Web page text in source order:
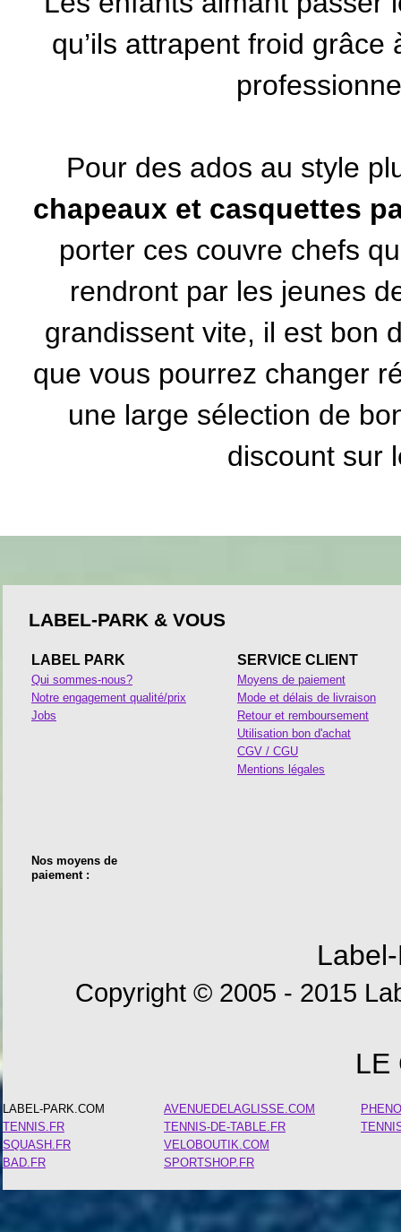
qu’ils attrapent froid
Pour des ados au style
chapeaux et casquettes
porter ces couvre chefs
rendront par les jeunes
grandissent vite, il est bon
que vous pourrez changer
une large sélection de
discountsur
LABEL-PARK & VOUS
LABEL PARK
Qui sommes-nous?
Notre engagement qualité/prix
Jobs
SERVICE CLIENT
Moyens de paiement
Mode et délais de livraison
Retour et remboursement
Utilisation bon d'achat
CGV / CGU
Mentions légales
Nos moyens de
paiement :
Copyright © 2005 - 2015
LE
LABEL-PARK.COM
TENNIS.FR
SQUASH.FR
BAD.FR
AVENUEDELAGLISSE.COM
TENNIS-DE-TABLE.FR
VELOBOUTIK.COM
SPORTSHOP.FR